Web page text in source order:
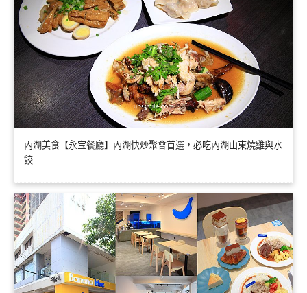
內湖美食【永宝餐廳】內湖快炒聚會首選，必吃內湖山東燒雞與水
餃